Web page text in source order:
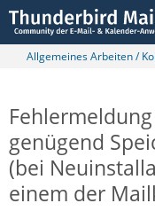
Allgemeines Arbeiten /
genügend
(bei
einem der